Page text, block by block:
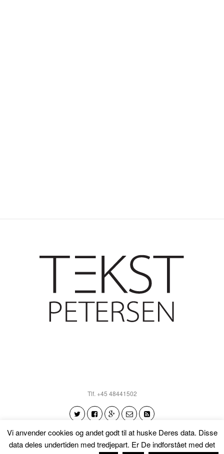
Tlf. +45 48441502
Vi anvender cookies og andet godt til at huske Deres data. Disse
data deles undertiden med tredjepart. Er De indforstået med det